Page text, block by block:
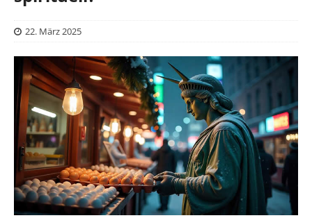
22. März 2025